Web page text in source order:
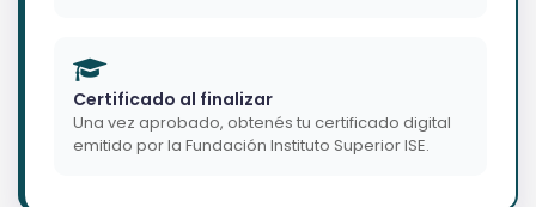
Certificado al finalizar
Una vez aprobado, obtenés tu certificado digital
emitido por la Fundación Instituto Superior ISE.